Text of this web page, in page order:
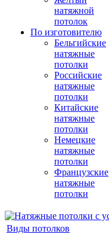
натяжной
потолок
По изготовителю
Бельгийские
натяжные
потолки
Российские
натяжные
потолки
Китайские
натяжные
потолки
Немецкие
натяжные
потолки
Французские
натяжные
потолки
Виды потолков